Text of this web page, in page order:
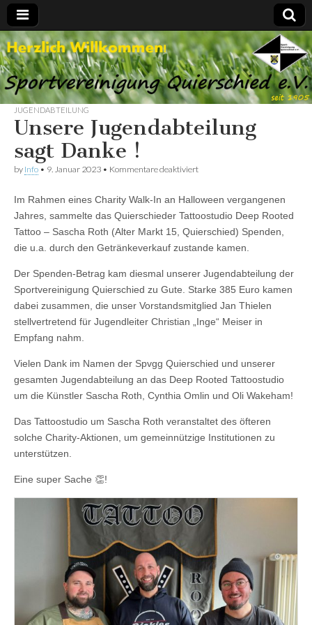
Spvgg.
Quierschied
Offizielle
Internetpräsenz
JUGENDABTEILUNG
Unsere Jugendabteilung
sagt Danke !
by Info • 9. Januar 2023 • Kommentare deaktiviertfür
sagt
Danke
Im Rahmen eines Charity Walk-In an Halloween vergangenen
Jahres, sammelte das Quierschieder Tattoostudio Deep Rooted
Tattoo – Sascha Roth (Alter Markt 15, Quierschied) Spenden,
die u.a. durch den Getränkeverkauf zustande kamen.
Der Spenden-Betrag kam diesmal unserer Jugendabteilung der
Sportvereinigung Quierschied zu Gute. Starke 385 Euro kamen
dabei zusammen, die unser Vorstandsmitglied Jan Thielen
stellvertretend für Jugendleiter Christian „Inge“ Meiser in
Empfang nahm.
Vielen Dank im Namen der Spvgg Quierschied und unserer
gesamten Jugendabteilung an das Deep Rooted Tattoostudio
um die Künstler Sascha Roth, Cynthia Omlin und Oli Wakeham!
Das Tattoostudio um Sascha Roth veranstaltet des öfteren
solche Charity-Aktionen, um gemeinnützige Institutionen zu
unterstützen.
Eine super Sache 👏!